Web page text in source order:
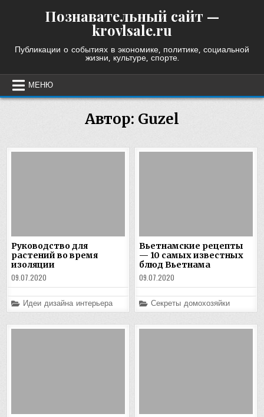
Познавательный сайт —
krovlsale.ru
Публикации о событиях в экономике, политике, социальной
жизни, культуре, спорте.
МЕНЮ
Автор: Guzel
Руководство для
растений во время
изоляции
09.07.2020
Posted
in
Идеи дизайна интерьера
Вьетнамские рецепты
— 10 самых известных
блюд Вьетнама
09.07.2020
Posted
in
Секреты домохозяйки